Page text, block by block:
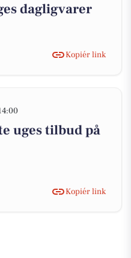
dagligvarer
Kopiér link
uges tilbud på
Kopiér link